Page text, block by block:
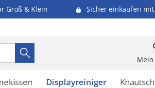
Groß & Klein
Sicher einkaufen mit
Displayreiniger